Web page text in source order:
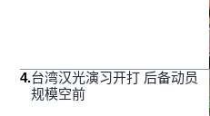
4.台湾汉光演习开打 后备动员
规模空前